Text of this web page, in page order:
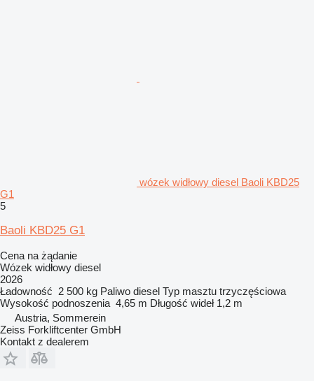
wózek widłowy diesel Baoli KBD25
G1
5
Baoli KBD25 G1
Cena na żądanie
Wózek widłowy diesel
2026
Ładowność 2 500 kg Paliwo diesel Typ masztu trzyczęściowa
Wysokość podnoszenia 4,65 m Długość wideł 1,2 m
Austria, Sommerein
Zeiss Forkliftcenter GmbH
Kontakt z dealerem